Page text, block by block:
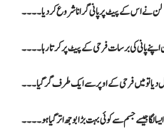
لن نے اس کے پیٹ پر پانی گرانا شروع کر دیا۔۔۔۔
لن اپنے پانی کی برسات فرحی کے پیٹ پر کرتا رہا۔۔۔۔
تو میں فرحی کے اوپر سے ایک طرف گر گیا ۔۔۔
لگا جیسے جسم سے کوئی بہت بڑا بوجھ اتر گیا ہو۔۔۔۔